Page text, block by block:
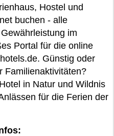
Hostel und
buchen - alle
im
Portal für die online
Günstig oder
Familienaktivitäten?
in Natur und Wildnis
für die Ferien der